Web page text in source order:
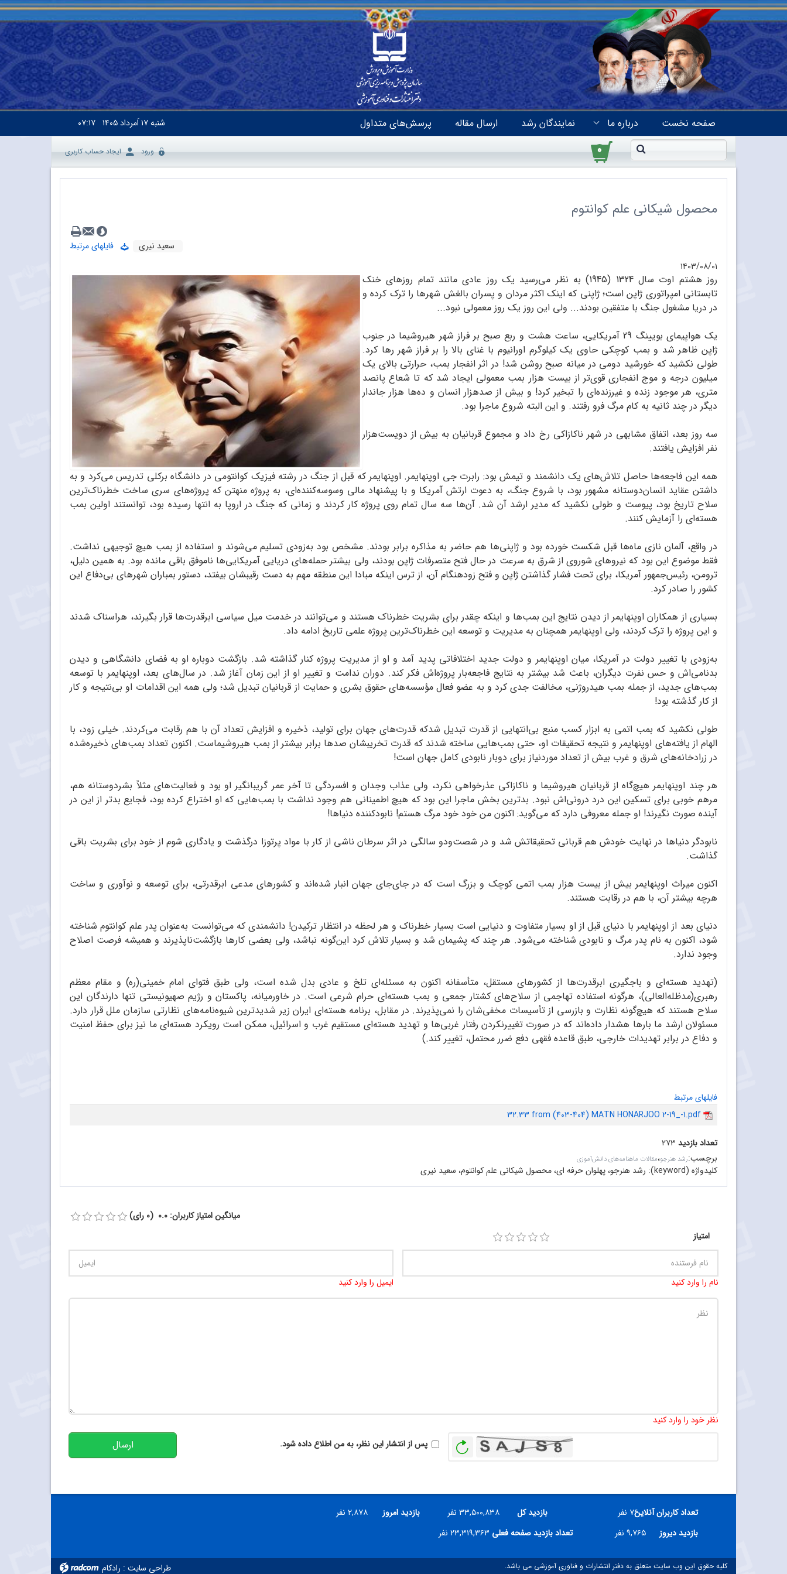
صفحه نخست درباره ما نمایندگان رشد ارسال مقاله پرسش‌های متداول شنبه۱۷ اَمرداد ۱۴۰۵ ۰۷:۱۷
۰ ورود ایجاد حساب کاربری
محصول شیکانی علم کوانتوم
سعید نیری
فایلهای مرتبط
۱۴۰۳/۰۸/۰۱
روز هشتم اوت سال 1324 (1945) به نظر می‌رسید یک روز عادی مانند تمام روزهای خنک
تابستانی امپراتوری ژاپن است؛ ژاپنی که اینک اکثر مردان و پسران بالغش شهرها را ترک کرده و
در دریا مشغول جنگ با متفقین بودند... ولی این روز یک روز معمولی نبود...
یک هواپیمای بویینگ 29 آمریکایی، ساعت هشت و ربع صبح بر فراز شهر هیروشیما در جنوب
ژاپن ظاهر شد و بمب کوچکی حاوی یک کیلوگرم اورانیوم با غنای بالا را بر فراز شهر رها کرد.
طولی نکشید که خورشید دومی در میانه صبح روشن شد! در اثر انفجار بمب، حرارتی بالای یک
میلیون درجه و موج انفجاری قوی‌تر از بیست هزار بمب معمولی ایجاد شد که تا شعاع پانصد
متری، هر موجود زنده و غیرزنده‌ای را تبخیر کرد! و بیش از صدهزار انسان و ده‌ها هزار جاندار
دیگر در چند ثانیه به کام مرگ فرو رفتند. و این البته شروع ماجرا بود.
سه روز بعد، اتفاق مشابهی در شهر ناکازاکی رخ داد و مجموع قربانیان به بیش از دویست‌هزار
نفر افزایش یافتند.
همه این فاجعه‌ها حاصل تلاش‌های یک دانشمند و تیمش بود: رابرت جی اوپنهایمر. اوپنهایمر که قبل از جنگ در رشته فیزیک کوانتومی در دانشگاه برکلی تدریس می‌کرد و به
داشتن عقاید انسان‌دوستانه مشهور بود، با شروع جنگ، به دعوت ارتش آمریکا و با پیشنهاد مالی وسوسه‌کننده‌ای، به پروژه منهتن که پروژه‌های سری ساخت خطرناک‌ترین
سلاح تاریخ بود، پیوست و طولی نکشید که مدیر ارشد آن شد. آن‌ها سه سال تمام روی پروژه کار کردند و زمانی که جنگ در اروپا به انتها رسیده بود، توانستند اولین بمب
هسته‌ای را آزمایش کنند.
در واقع، آلمان نازی ماه‌ها قبل شکست خورده بود و ژاپنی‌ها هم حاضر به مذاکره برابر بودند. مشخص بود به‌زودی تسلیم می‌شوند و استفاده از بمب هیچ توجیهی نداشت.
فقط موضوع این بود که نیروهای شوروی از شرق به سرعت در حال فتح متصرفات ژاپن بودند، ولی بیشتر حمله‌های دریایی آمریکایی‌ها ناموفق باقی مانده بود. به همین دلیل،
ترومن، رئیس‌جمهور آمریکا، برای تحت فشار گذاشتن ژاپن و فتح زودهنگام آن، از ترس اینکه مبادا این منطقه مهم به دست رقیبشان بیفتد، دستور بمباران شهرهای بی‌دفاع این
کشور را صادر کرد.
بسیاری از همکاران اوپنهایمر از دیدن نتایج این بمب‌ها و اینکه چقدر برای بشریت خطرناک هستند و می‌توانند در خدمت میل سیاسی ابرقدرت‌ها قرار بگیرند، هراسناک شدند
و این پروژه را ترک کردند، ولی اوپنهایمر همچنان به مدیریت و توسعه این خطرناک‌ترین پروژه علمی تاریخ ادامه داد.
به‌زودی با تغییر دولت در آمریکا، میان اوپنهایمر و دولت جدید اختلافاتی پدید آمد و او از مدیریت پروژه کنار گذاشته شد. بازگشت دوباره او به فضای دانشگاهی و دیدن
بدنامی‌اش و حس نفرت دیگران، باعث شد بیشتر به نتایج فاجعه‌بار پروژه‌اش فکر کند. دوران ندامت و تغییر او از این زمان آغاز شد. در سال‌های بعد، اوپنهایمر با توسعه
بمب‌های جدید، از جمله بمب هیدروژنی، مخالفت جدی کرد و به عضو فعال مؤسسه‌های حقوق بشری و حمایت از قربانیان تبدیل شد؛ ولی همه این اقدامات او بی‌نتیجه و کار
از کار گذشته بود!
طولی نکشید که بمب اتمی به ابزار کسب منبع بی‌انتهایی از قدرت تبدیل شدکه قدرت‌های جهان برای تولید، ذخیره و افزایش تعداد آن با هم رقابت می‌کردند. خیلی زود، با
الهام از یافته‌های اوپنهایمر و نتیجه تحقیقات او، حتی بمب‌هایی ساخته شدند که قدرت تخریبشان صدها برابر بیشتر از بمب هیروشیماست. اکنون تعداد بمب‌های ذخیره‌شده
در زرادخانه‌های شرق و غرب بیش از تعداد موردنیاز برای دوبار نابودی کامل جهان است!
هر چند اوپنهایمر هیچ‌گاه از قربانیان هیروشیما و ناکازاکی عذرخواهی نکرد، ولی عذاب وجدان و افسردگی تا آخر عمر گریبانگیر او بود و فعالیت‌های مثلاً بشردوستانه هم،
مرهم خوبی برای تسکین این درد درونی‌اش نبود. بدترین بخش ماجرا این بود که هیچ اطمینانی هم وجود نداشت با بمب‌هایی که او اختراع کرده بود، فجایع بدتر از این در
آینده صورت نگیرند! او جمله معروفی دارد که می‌گوید: اکنون من خود خود مرگ هستم! نابود‌کننده دنیاها!
نابودگر دنیاها در نهایت خودش هم قربانی تحقیقاتش شد و در شصت‌و‌د‌و‌ سالگی در اثر سرطان ناشی از کار با مواد پرتوزا درگذشت و یادگاری شوم از خود برای بشریت باقی
گذاشت.
اکنون میراث اوپنهایمر بیش از بیست هزار بمب اتمی کوچک و بزرگ است که در جای‌جای جهان انبار شده‌اند و کشورهای مدعی ابرقدرتی، برای توسعه و نوآوری و ساخت
هرچه بیشتر آن، با هم در رقابت هستند.
دنیای بعد از اوپنهایمر با دنیای قبل از او بسیار متفاوت و دنیایی است بسیار خطرناک و هر لحظه در انتظار ترکیدن! دانشمندی که می‌توانست به‌عنوان پدر علم کوانتوم شناخته
شود، اکنون به نام پدر مرگ و نابودی شناخته می‌شود. هر چند که پشیمان شد و بسیار تلاش کرد این‌گونه نباشد، ولی بعضی کارها بازگشت‌ناپذیرند و همیشه فرصت اصلاح
وجود ندارد.
(تهدید هسته‌ای و باجگیری ابرقدرت‌ها از کشورهای مستقل، متأسفانه اکنون به مسئله‌ای تلخ و عادی بدل شده است، ولی طبق فتوای امام خمینی(ره) و مقام معظم
رهبری(مدظله‌العالی)، هرگونه استفاده تهاجمی از سلاح‌های کشتار جمعی و بمب هسته‌ای حرام شرعی است. در خاورمیانه، پاکستان و رژیم صهیونیستی تنها دارندگان این
سلاح هستند که هیچ‌گونه نظارت و بازرسی از تأسیسات مخفی‌شان را نمی‌پذیرند. در مقابل، برنامه هسته‌ای ایران زیر شدیدترین شیوه‌نامه‌های نظارتی سازمان ملل قرار دارد.
مسئولان ارشد ما بارها هشدار داده‌اند که در صورت تغییرنکردن رفتار غربی‌ها و تهدید هسته‌ای مستقیم غرب و اسرائیل، ممکن است رویکرد هسته‌ای ما نیز برای حفظ امنیت
و دفاع در برابر تهدیدات خارجی، طبق قاعده فقهی دفع ضرر محتمل، تغییر کند.)
فایلهای مرتبط
32.33 from (403-404) MATN HONARJOO 2-19_-1.pdf
تعداد بازدید ۲۷۳
برچسب:رشد هنرجو،مقالات ماهنامه‌های دانش‌آموزی
کلیدواژه (keyword): رشد هنرجو، پهلوان حرفه ای، محصول شیکانی علم کوانتوم، سعید نیری
میانگین امتیاز کاربران: 0.0 (0 رای)
امتیاز
نام را وارد کنید ایمیل را وارد کنید
نظر خود را وارد کنید
بازخوانیپس از انتشار این نظر، به من اطلاع داده شود. ارسال
تعداد کاربران آنلاین۷۶ نفر بازدید کل ۳۳,۵۰۰,۸۳۸ نفر بازدید امروز
۲,۸۷۸ نفر
بازدید دیروز
۹,۷۶۵ نفر تعداد بازدید صفحه فعلی ۲۳,۳۱۹,۳۶۳ نفر
کلیه حقوق این وب سایت متعلق به دفتر انتشارات و فناوری آموزشی می باشد. طراحی سایت : رادکام radcom